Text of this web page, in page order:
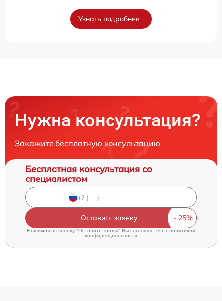
Узнать подробнее
Нужна консультация?
Закажите бесплатную консультацию
Бесплатная консультация со
специалистом
Оставить заявку
Нажимая на кнопку "Оставить заявку" Вы соглашаетесь c политикой
конфиденциальности